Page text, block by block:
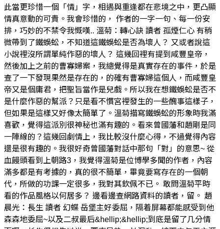
此當更珍惜一個「情」字，相遇與重逢都在悲境之中，更凸顯
情真意動的可貴。我會珍惜的， 作者的一字一句、每一份安
排，巧妙的不禁令我慨嘆.. 溫菊：轉心訣 讀者 孤煙仁心 有稍
微帶到了鐵蜈蚣，不知道這鐵蜈蚣是否為壞人？ 又或者說這
小說裡沒所謂單純作惡的壞人？ 這幾回裡有提到咸豐皇帝，
然後加上之前的曹寡婦案，我總覺得是真實存在的事件，於是
查了一下發現果然是存在的，的確有曹寡婦這個人，而咸豐皇
帝又是個庸君，把聖旨當作是兒戲。所以我在想鐵蜈蚣是否不
是什麼作惡的幫派？只是看不慣宮裡發生的一些醜事這樣子，
但如果是這樣又好像太簡單了。溫菊描寫鐵蜈蚣的形象時我滿
喜歡，覺得這派別很神秘也滿有趣的。看來曾國藩和趙剛是同
一陣線的？這幾回劇情上，我比較沒什麼心得，不過覺得內容
還是很有趣的。我很好奇曾國藩對話中那句「對」的意思~ 從
血饅頭看到上朝路3，我覺得溫菊是位博學多聞的作者，內容
滿多都是有考據的，真的很不簡單，畢竟要寫存在的一個朝
代，所做的功課一定很多，我對其欽佩不已。 敢問溫菊平時
看的作品風格以何居多？ 邊看邊查網路資料的讀者，留。 趙
晨光：長生 讀者 幻蝶 岳堡主好委屈，隔着屏幕都能感受到他
森森地委屈~以及二叔最后&hellip;&hellip;到底是留了几分情